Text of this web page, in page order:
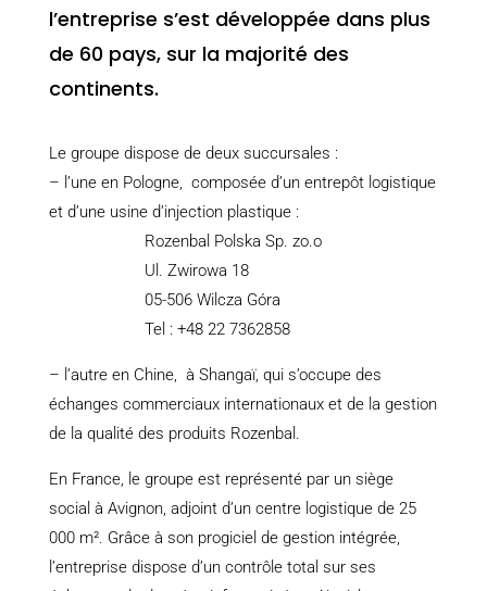
l’entreprise s’est développée dans plus
de 60 pays, sur la majorité des
continents.
Le groupe dispose de deux succursales :
– l’une en Pologne, composée d’un entrepôt logistique
et d’une usine d’injection plastique :
Rozenbal Polska Sp. zo.o
Ul. Zwirowa 18
05-506 Wilcza Góra
Tel : +48 22 7362858
– l’autre en Chine, à Shangaï, qui s’occupe des
échanges commerciaux internationaux et de la gestion
de la qualité des produits Rozenbal.
En France, le groupe est représenté par un siège
social à Avignon, adjoint d’un centre logistique de 25
000 m². Grâce à son progiciel de gestion intégrée,
l’entreprise dispose d’un contrôle total sur ses